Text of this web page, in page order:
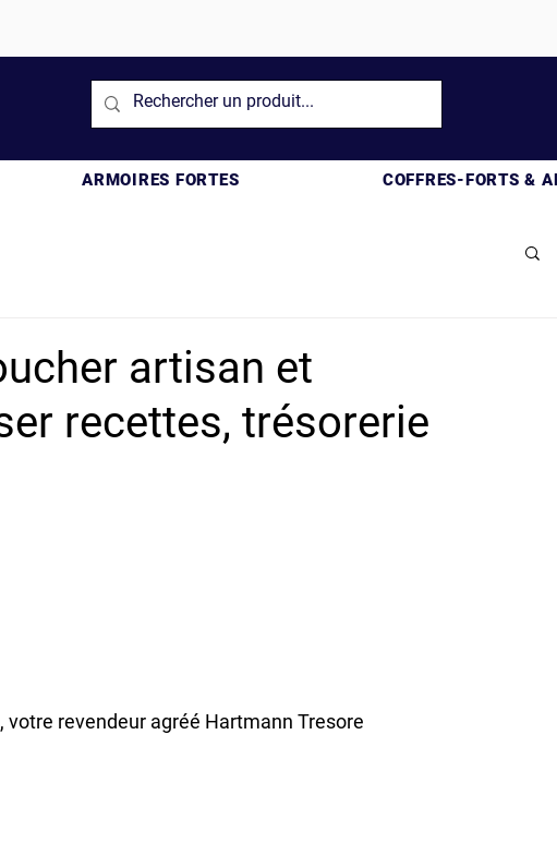
ARMOIRES FORTES COFFRES-FORTS &
artisan et
recettes, trésorerie
votre revendeur agréé Hartmann Tresore